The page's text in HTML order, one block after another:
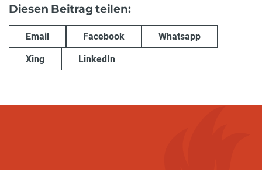
Diesen Beitrag teilen:
Email Facebook Whatsapp
Xing LinkedIn